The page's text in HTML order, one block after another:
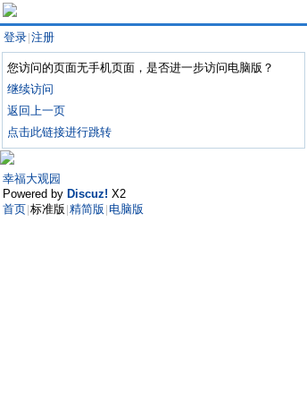
登录 注册
您访问的页面无手机页面，是否进一步访问电脑版？
继续访问
返回上一页
点击此链接进行跳转
幸福大观园
Powered by Discuz! X2
首页 标准版 精简版 电脑版